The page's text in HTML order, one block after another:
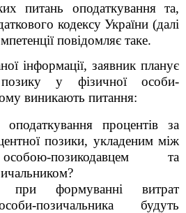
питань оподаткування та,
кодексу України (далі
повідомляє таке.
інформації, заявник планує
у фізичної особи-
виникають питання:
процентів за
позики, укладеним між
позикодавцем та
формуванні витрат
позичальника будуть